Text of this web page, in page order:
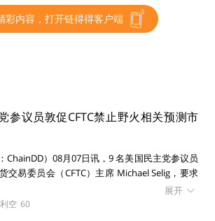
已经发展到 1350 亿美元的规模，是加
有重要意义，因为该公司接受监管，
人士预计，SEC 将加大对稳定币的调查
彩内容，打开链得得客户端
参议员敦促CFTC禁止野火相关预测市
ChainDD）08月07日讯，9 名美国民主党参议员
交易委员会（CFTC）主席 Michael Selig，要求
预测市场事件合约，称相关合约可能鼓励纵火、
公共安全。 参议员在信中提及，Polymarket 曾
展开
利空 60